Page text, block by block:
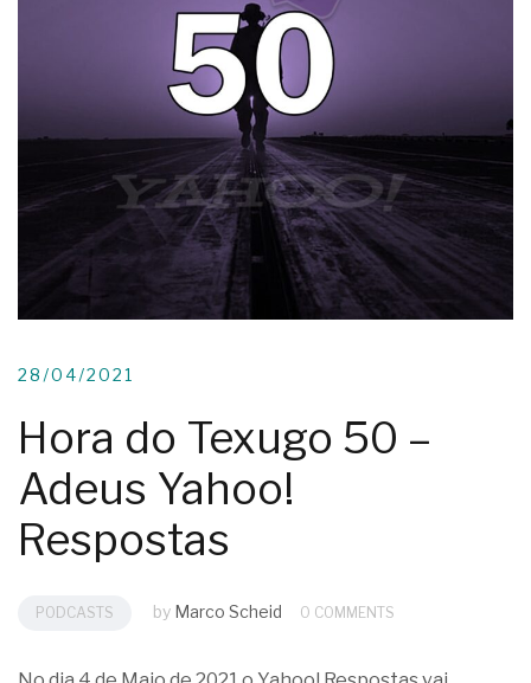
28/04/2021
Hora do Texugo 50 –
Adeus Yahoo!
Respostas
PODCASTS by Marco Scheid 0 COMMENTS